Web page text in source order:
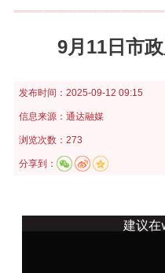
当前位置：首页>政务
9月11日市
发布时间： 2025-09-12 09:15
信息来源： 通达融媒
浏览次数：273
分享到：